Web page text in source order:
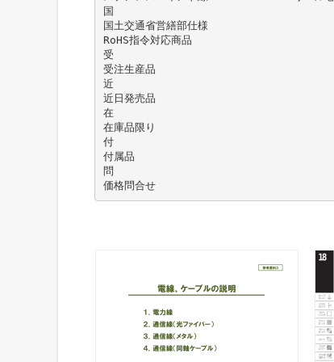
国
国土交通省営繕部仕様
RoHS指令対応商品
受
受注生産品
近
近日発売品
在
在庫品限り
付
付属品
問
価格問合せ